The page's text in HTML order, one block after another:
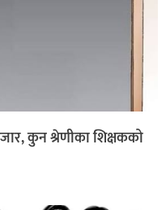
कुन श्रेणीका शिक्षकको